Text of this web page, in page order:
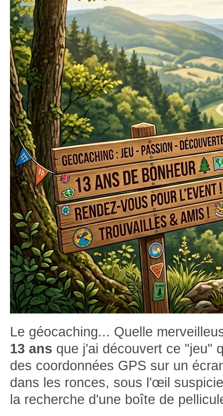
Le géocaching... Quelle
13 ans que j'ai découvert ce "jeu"
des coordonnées GPS sur un
dans les ronces, sous l'œil
la recherche d'une boîte de